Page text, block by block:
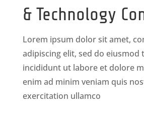
& Technology
Lorem ipsum dolor sit amet,
adipiscing elit, sed do eiusmod
incididunt ut labore et dolore
enim ad minim veniam quis
exercitation ullamco